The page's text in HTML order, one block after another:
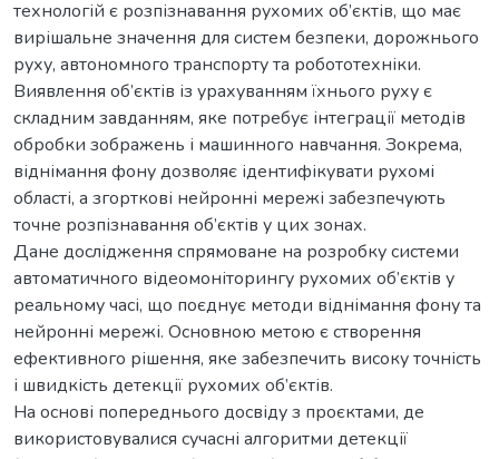
технологій є розпізнавання рухомих об’єктів, що має
вирішальне значення для систем безпеки, дорожнього
руху, автономного транспорту та робототехніки.
Виявлення об’єктів із урахуванням їхнього руху є
складним завданням, яке потребує інтеграції методів
обробки зображень і машинного навчання. Зокрема,
віднімання фону дозволяє ідентифікувати рухомі
області, а згорткові нейронні мережі забезпечують
точне розпізнавання об’єктів у цих зонах.
Дане дослідження спрямоване на розробку системи
автоматичного відеомоніторингу рухомих об’єктів у
реальному часі, що поєднує методи віднімання фону та
нейронні мережі. Основною метою є створення
ефективного рішення, яке забезпечить високу точність
і швидкість детекції рухомих об’єктів.
На основі попереднього досвіду з проєктами, де
використовувалися сучасні алгоритми детекції